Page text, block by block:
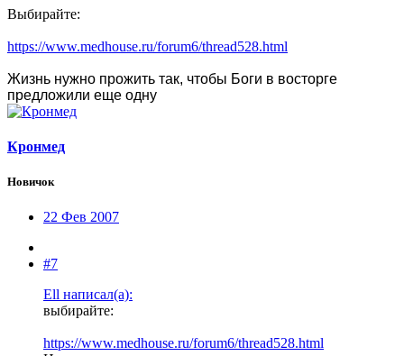
Выбирайте:
https://www.medhouse.ru/forum6/thread528.html
Жизнь нужно прожить так, чтобы Боги в восторге
предложили еще одну
Кронмед
Новичок
22 Фев 2007
#7
Ell написал(а):
выбирайте:
https://www.medhouse.ru/forum6/thread528.html